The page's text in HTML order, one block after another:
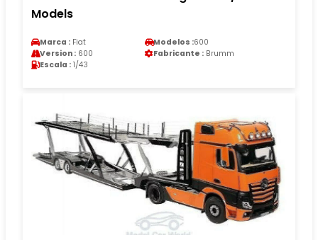
Models
Marca : Fiat Modelos :600
Version : 600 Fabricante : Brumm
Escala : 1/43